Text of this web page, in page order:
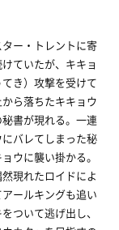
ー・トレントに寄
ていたが、キキョ
き）攻撃を受けて
ら落ちたキキョウ
秘書が現れる。一連
バレてしまった秘
ウに襲い掛かる。
現れたロイドによ
ールキングも追い
ついて逃げ出し、